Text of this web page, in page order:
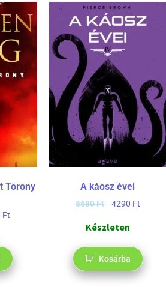
Torony
Ft
A káosz évei
5680Ft 4290 Ft
Készleten
Kosárba